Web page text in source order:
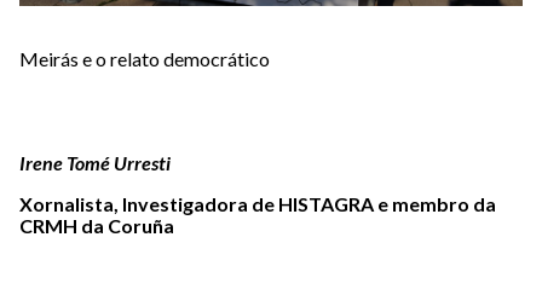
Meirás e o relato democrático
Irene Tomé Urresti
Xornalista, Investigadora de HISTAGRA e membro da
CRMH da Coruña